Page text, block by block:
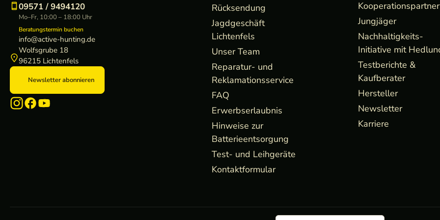
09571 / 9494120
Mo–Fr, 10:00 – 18:00 Uhr
Beratungstermin buchen
info@active-hunting.de
Wolfsgrube 18
96215 Lichtenfels
Newsletter abonnieren
Rücksendung
Jagdgeschäft
Lichtenfels
Unser Team
Reparatur- und
Reklamationsservice
FAQ
Erwerbserlaubnis
Hinweise zur
Batterieentsorgung
Test- und Leihgeräte
Kontaktformular
Kooperationspartner
Jungjäger
Nachhaltigkeits-
Initiative mit
Testberichte &
Kaufberater
Hersteller
Newsletter
Karriere